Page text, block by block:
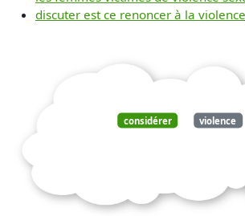
discuter est ce renoncer à la violence
considérer violence